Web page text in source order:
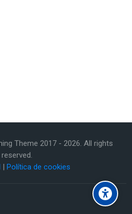
Theme 2017 - 2026. All rights
reserved.
| Política de cookies